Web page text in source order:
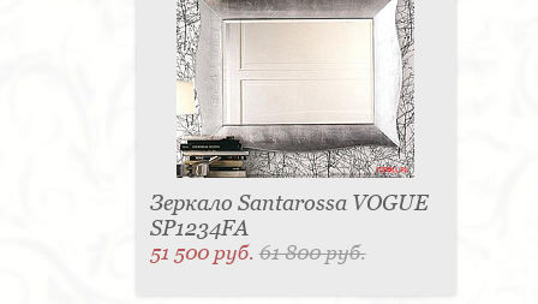
Мыльница - 1
Подставка под зонт - 1
Спальня - 1
Зеркало Santarossa VOGUE
SP1234FA
51 500 руб.61 800 руб.